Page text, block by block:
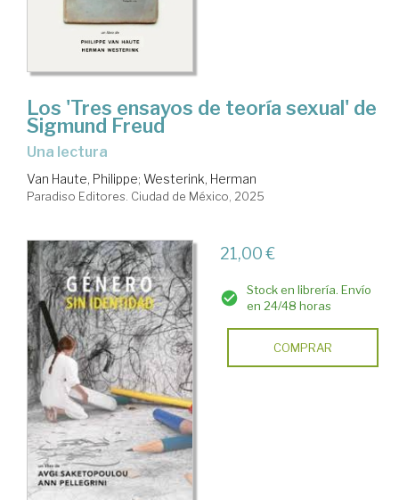
Los 'Tres ensayos de teoría sexual' de
Sigmund Freud
Una lectura
Van Haute, Philippe; Westerink, Herman
Paradiso Editores. Ciudad de México, 2025
21,00 €
Stock en librería. Envío
en 24/48 horas
COMPRAR